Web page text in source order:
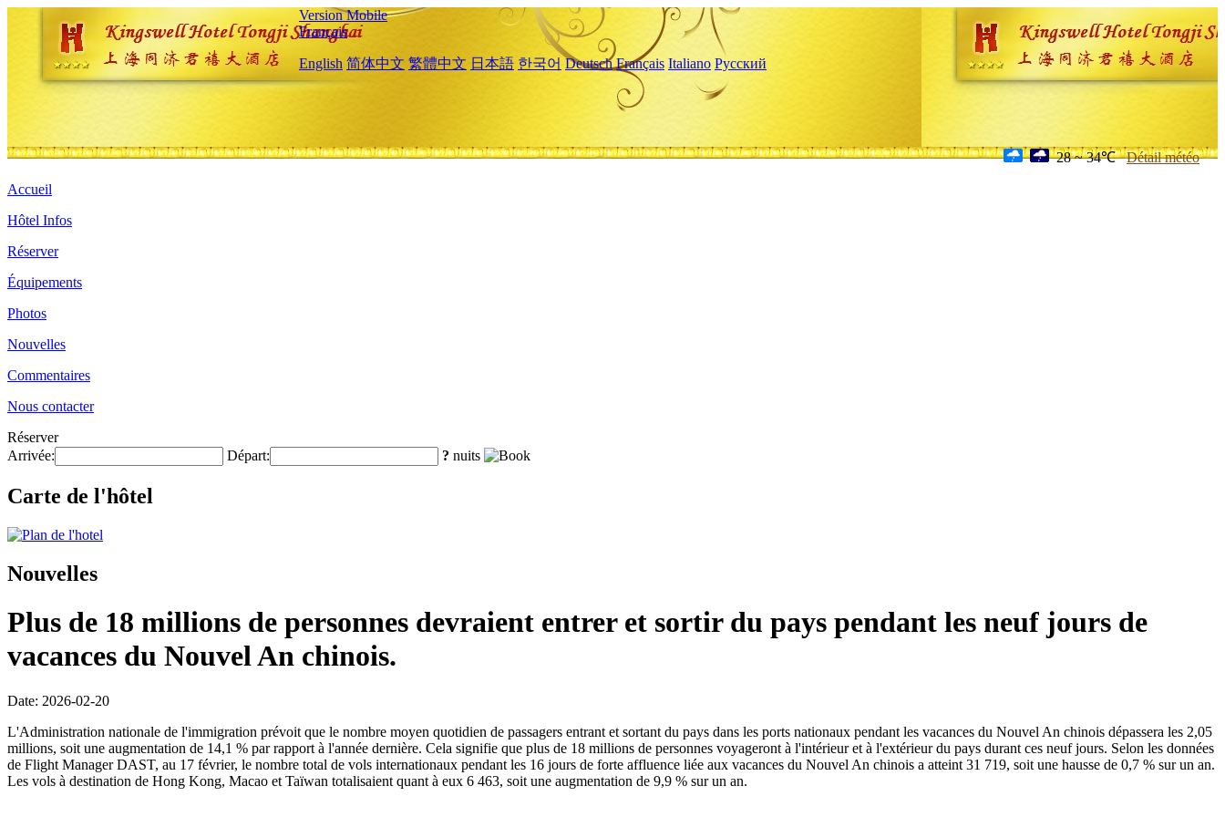
Version Mobile
Français
English 简体中文 繁體中文 日本語 한국어 Deutsch Français Italiano Русский
28 ~ 34℃ Détail météo
Accueil
Hôtel Infos
Réserver
Équipements
Photos
Nouvelles
Commentaires
Nous contacter
Réserver
Arrivée:
Départ: ? nuits
Carte de l'hôtel
Nouvelles
Plus de 18 millions de personnes devraient entrer et sortir du pays pendant les neuf jours de
vacances du Nouvel An chinois.
Date: 2026-02-20
L'Administration nationale de l'immigration prévoit que le nombre moyen quotidien de passagers entrant et sortant du pays dans les ports nationaux pendant les vacances du Nouvel An chinois dépassera les 2,05
millions, soit une augmentation de 14,1 % par rapport à l'année dernière. Cela signifie que plus de 18 millions de personnes voyageront à l'intérieur et à l'extérieur du pays durant ces neuf jours. Selon les données
de Flight Manager DAST, au 17 février, le nombre total de vols internationaux pendant les 16 jours de forte affluence liée aux vacances du Nouvel An chinois a atteint 31 719, soit une hausse de 0,7 % sur un an.
Les vols à destination de Hong Kong, Macao et Taïwan totalisaient quant à eux 6 463, soit une augmentation de 9,9 % sur un an.